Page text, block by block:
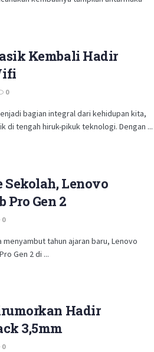
Kembali Hadir
0
bagian integral dari kehidupan kita,
di tengah hiruk-pikuk teknologi. Dengan ...
Sekolah, Lenovo
Pro Gen 2
0
menyambut tahun ajaran baru, Lenovo
Gen 2 di ...
Hadir
3,5mm
0